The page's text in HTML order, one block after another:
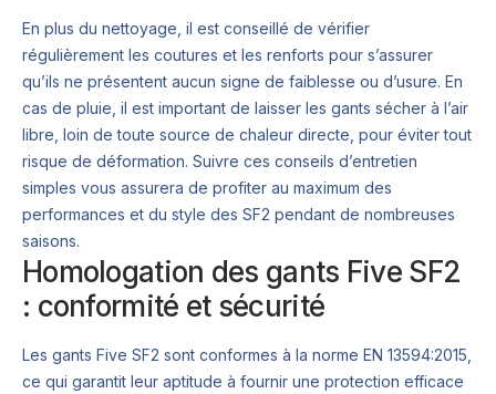
En plus du nettoyage, il est conseillé de vérifier
régulièrement les coutures et les renforts pour s’assurer
qu’ils ne présentent aucun signe de faiblesse ou d’usure. En
cas de pluie, il est important de laisser les gants sécher à l’air
libre, loin de toute source de chaleur directe, pour éviter tout
risque de déformation. Suivre ces conseils d’entretien
simples vous assurera de profiter au maximum des
performances et du style des SF2 pendant de nombreuses
saisons.
Homologation des gants Five SF2
: conformité et sécurité
Les gants Five SF2 sont conformes à la norme EN 13594:2015,
ce qui garantit leur aptitude à fournir une protection efficace